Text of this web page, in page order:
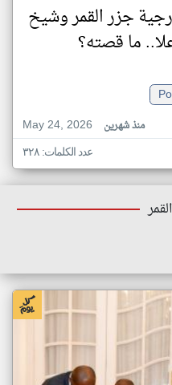
جزر القمر وشيخ
ما قصته؟
May 24, 2026
منذ شهرين
عدد الكلمات: ٣٢٨